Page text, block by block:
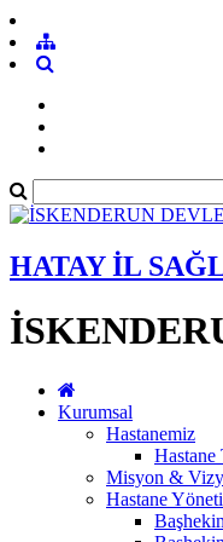
HATAY İL
Kurumsal
Hastanemiz
Hastane
Misyon &
Hastane